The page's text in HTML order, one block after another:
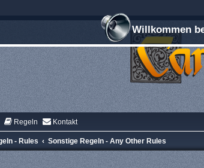
Willkommen
Regeln Kontakt
- Rules Sonstige Regeln - Any Other Rules